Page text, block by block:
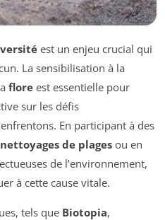
est un enjeu crucial qui
La sensibilisation à la
flore est essentielle pour
sur les défis
En participant à des
nettoyages de plages ou en
de l’environnement,
à cette cause vitale.
tels que Biotopia,